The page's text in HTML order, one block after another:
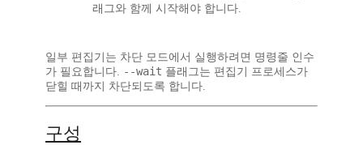
래그와 함께 시작해야 합니다.
일부 편집기는 차단 모드에서 실행하려면 명령줄 인수
가 필요합니다.
--wait 플래그는 편집기 프로세스가
닫힐 때까지 차단되도록 합니다.
구성